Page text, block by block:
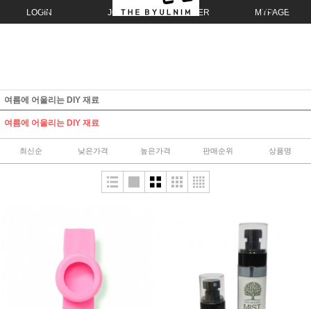
LOGIN JOIN ORDER MYPAGE
여름에 어울리는 DIY 재료
여름에 어울리는 DIY 재료
최신순 낮은가격 높은가격 판매순위 상품명